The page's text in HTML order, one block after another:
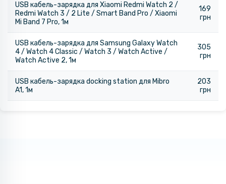
USB кабель-зарядка для Xiaomi Redmi Watch 2 /
Redmi Watch 3 / 2 Lite / Smart Band Pro / Xiaomi
Mi Band 7 Pro, 1м
169
грн
USB кабель-зарядка для Samsung Galaxy Watch
4 / Watch 4 Classic / Watch 3 / Watch Active /
Watch Active 2, 1м
305
грн
USB кабель-зарядка docking station для Mibro
A1, 1м
203
грн